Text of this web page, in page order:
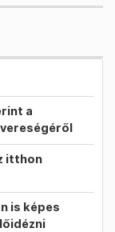
a
itthon
is képes